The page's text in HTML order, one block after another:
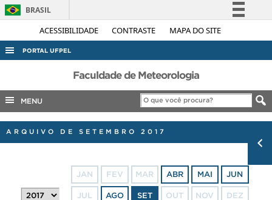
ACESSIBILIDADE CONTRASTE MAPA DO SITE
BRASIL
Simplifique!
Acesso à informação
Legislação
Canais
PORTAL UFPEL
ACESSO À INFORMAÇÃO
AUDITORIA
COBALTO
CONCURSOS
OUVIDORIA
Faculdade de Meteorologia
MENU
ARQUIVO DE SETEMBRO 2017
JAN FEV MAR ABR MAI JUN
JUL AGO SET OUT NOV DEZ